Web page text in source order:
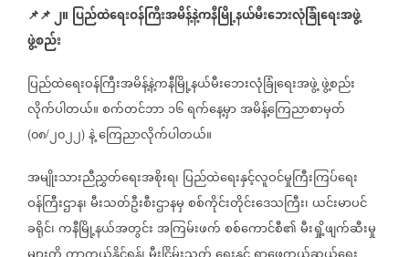
📌📌၂။ ပြည်ထဲရေးဝန်ကြီးအမိန့်နဲ့ကနီမြို့နယ်မီးဘေးလုံခြုံရေးအဖွဲ့
ဖွဲ့စည်း
ပြည်ထဲရေးဝန်ကြီးအမိန့်နဲ့ကနီမြို့နယ်မီးဘေးလုံခြုံရေးအဖွဲ့ဖွဲ့စည်း
လိုက်ပါတယ်။စက်တင်ဘာ၁၆ရက်နေ့မှာအမိန့်ကြေညာစာမှတ်
(၀၈/၂၀၂၂) နဲ့ကြေညာလိုက်ပါတယ်။
အမျိုးသားညီညွှတ်ရေးအစိုးရ၊ ပြည်ထဲရေးနှင့်လူဝင်မှုကြီးကြပ်ရေး
ဝန်ကြီးဌာန၊မီးသတ်ဦးစီးဌာနမှစစ်ကိုင်းတိုင်းဒေသကြီး၊ယင်းမာပင်
ခရိုင်၊ကနီမြို့နယ်အတွင်းအကြမ်းဖက်စစ်ကောင်စီ၏မီးရှို့ဖျက်ဆီးမှု